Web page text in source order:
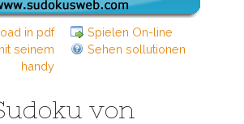
in pdf
Spielen On-line
seinem
handy
Sehen sollutionen
von